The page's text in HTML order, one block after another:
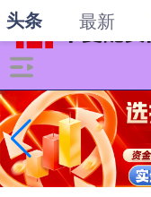
头条 最新